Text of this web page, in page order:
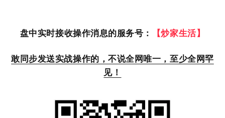
盘中实时接收操作消息的服务号： 【炒家生活】
敢同步发送实战操作的，不说全网唯一，至少全网罕
见！